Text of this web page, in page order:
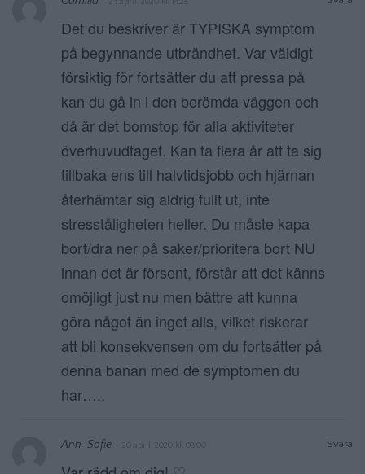
Det du beskriver är TYPISKA symptom
på begynnande utbrändhet. Var väldigt
försiktig för fortsätter du att pressa på
kan du gå in i den berömda väggen och
då är det bomstop för alla aktiviteter
överhuvudtaget. Kan ta flera år att ta sig
tillbaka ens till halvtidsjobb och hjärnan
återhämtar sig aldrig fullt ut, inte
stresståligheten heller. Du måste kapa
bort/dra ner på saker/prioritera bort NU
innan det är försent, förstår att det känns
omöjligt just nu men bättre att kunna
göra något än inget alls, vilket riskerar
att bli konsekvensen om du fortsätter på
denna banan med de symptomen du
har…..
Svara
Ann-Sofie 20 april, 2020 kl. 08:00